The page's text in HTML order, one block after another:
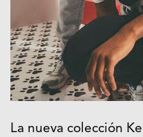
La nueva colección